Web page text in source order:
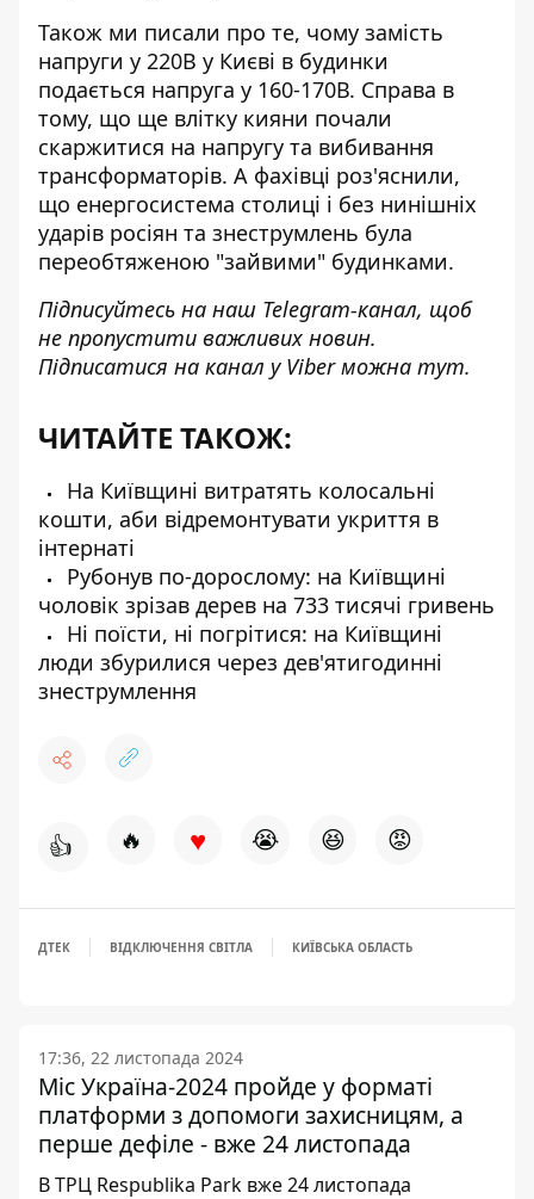
Також ми писали про те, чому замість
напруги у 220В у Києві в будинки
подається напруга у 160-170В. Справа в
тому, що ще влітку кияни почали
скаржитися на напругу та вибивання
трансформаторів. А фахівці роз'яснили,
що енергосистема столиці і без нинішніх
ударів росіян та знеструмлень була
переобтяженою "зайвими" будинками.
Підписуйтесь на наш Telegram-канал, щоб
не пропустити важливих новин.
Підписатися на канал у Viber можна тут.
ЧИТАЙТЕ ТАКОЖ:
На Київщині витратять колосальні
кошти, аби відремонтувати укриття в
інтернаті
Рубонув по-дорослому: на Київщині
чоловік зрізав дерев на 733 тисячі гривень
Ні поїсти, ні погрітися: на Київщині
люди збурилися через дев'ятигодинні
знеструмлення
👍 🔥 ♥ 😭 😆 😡
ДТЕК ВІДКЛЮЧЕННЯ СВІТЛА КИЇВСЬКА ОБЛАСТЬ
17:36, 22 листопада 2024
Міс Україна-2024 пройде у форматі
платформи з допомоги захисницям, а
перше дефіле - вже 24 листопада
В ТРЦ Respublika Park вже 24 листопада